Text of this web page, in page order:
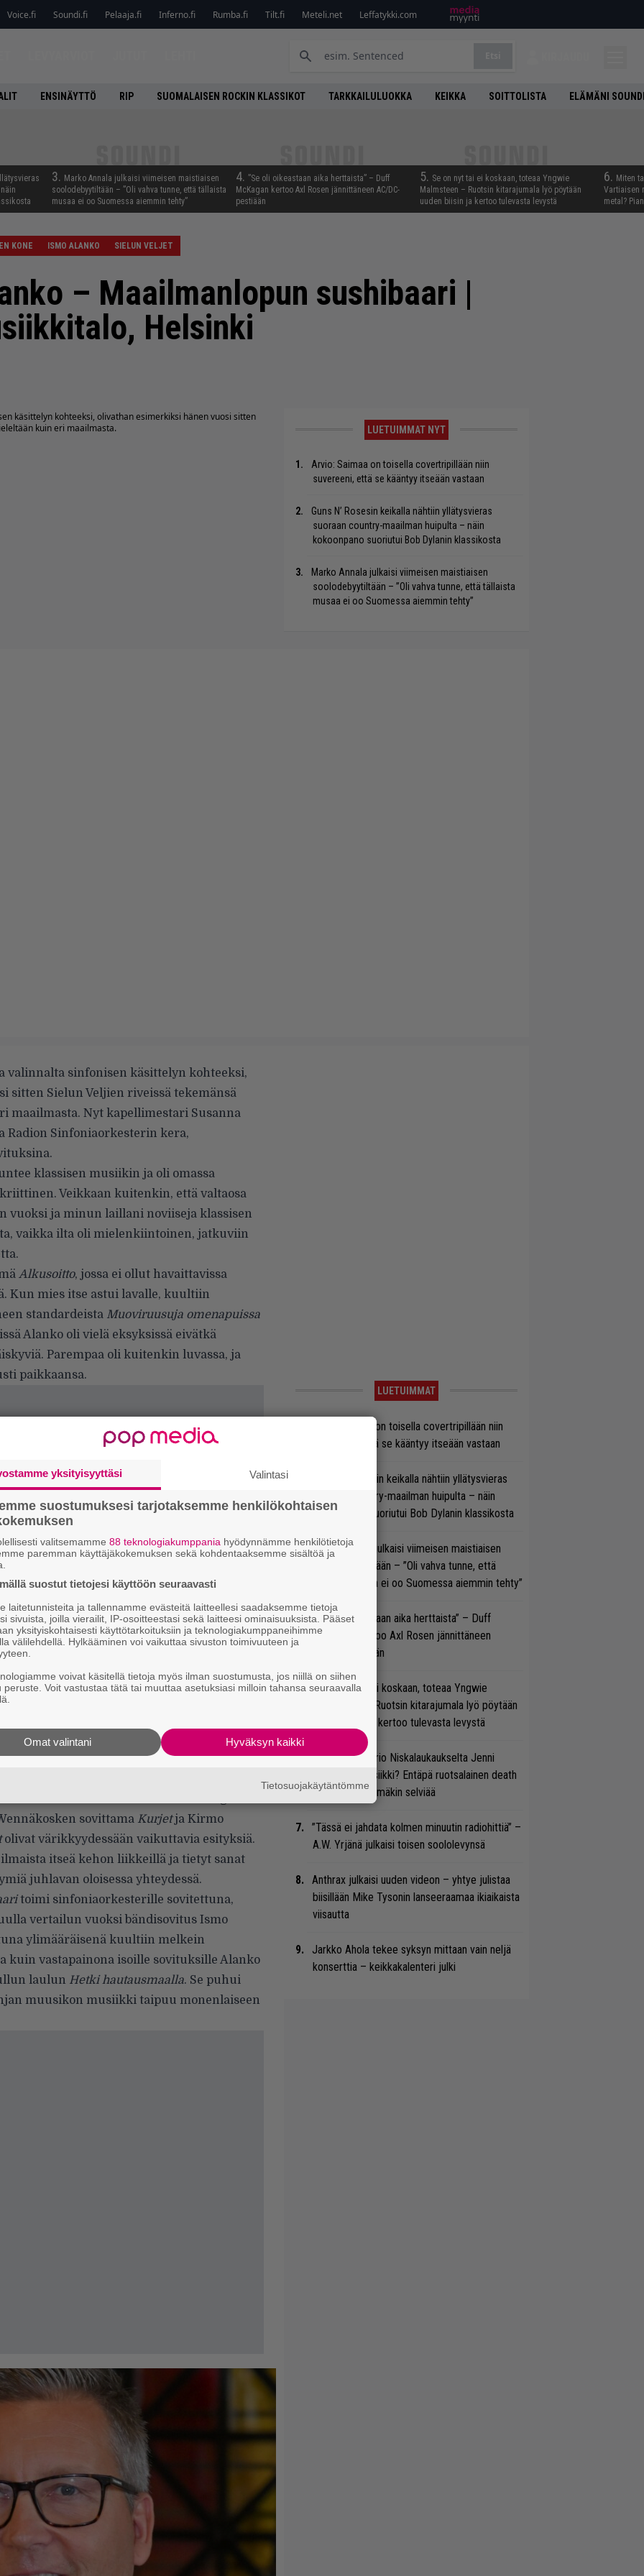
Voice.fi Soundi.fi Pelaaja.fi Inferno.fi Rumba.fi Tilt.fi Meteli.net Leffatykki.com
ENSINÄYTTÖ RIP SUOMALAISEN ROCKIN KLASSIKOT TARKKAILULUOKKA KEIKKA SOITTOLISTA ELÄMÄNI
3. Marko Annala julkaisi viimeisen maistiaisen
soolodebyytiltään – ”Oli vahva tunne, että tällaista
musaa ei oo Suomessa aiemmin tehty”
4. ”Se oli oikeastaan aika herttaista” – Duff
McKagan kertoo Axl Rosen jännittäneen AC/DC-
pestiään
5. Se on nyt tai ei koskaan, toteaa Yngwie
Malmsteen – Ruotsin kitarajumala lyö pöytään
uuden biisin ja kertoo tulevasta levystä
6. Miten
Vartiaisen
metal?
KONE ISMO ALANKO SIELUN VELJET
– Maailmanlopun sushibaari |
Helsinki
käsittelyn kohteeksi, olivathan esimerkiksi hänen vuosi sitten
kuin eri maailmasta.
LUETUIMMAT NYT
Arvio: Saimaa on toisella covertripillään niin
suvereeni, että se kääntyy itseään vastaan
Guns N’ Rosesin keikalla nähtiin yllätysvieras
suoraan country-maailman huipulta – näin
kokoonpano suoriutui Bob Dylanin klassikosta
Marko Annala julkaisi viimeisen maistiaisen
soolodebyytiltään – ”Oli vahva tunne, että tällaista
musaa ei oo Suomessa aiemmin tehty”
valinnalta sinfonisen käsittelyn kohteeksi,
sitten Sielun Veljien riveissä tekemänsä
maailmasta. Nyt kapellimestari Susanna
Sinfoniaorkesterin kera,
klassisen musiikin ja oli omassa
Veikkaan kuitenkin, että valtaosa
vuoksi ja minun laillani noviiseja klassisen
vaikka ilta oli mielenkiintoinen, jatkuviin
Alkusoitto, jossa ei ollut havaittavissa
Kun mies itse astui lavalle, kuultiin
standardeista Muoviruusuja omenapuissa
Alanko oli vielä eksyksissä eivätkä
Parempaa oli kuitenkin luvassa, ja
paikkaansa.
ja herkkyyttä eri tavalla kuin rockbändi,
toimii. Paisutukset ovat vaikuttavia
ilmaisemaan hienosti, mistä esimerkkinä
sovittama Kurjetja Kirmo
olivat värikkyydessään vaikuttavia esityksiä.
itseä kehon liikkeillä ja tietyt sanat
juhlavan oloisessa yhteydessä.
toimi sinfoniaorkesterille sovitettuna,
vertailun vuoksi bändisovitus Ismo
ylimääräisenä kuultiin melkein
kuin vastapainona isoille sovituksille Alanko
laulun Hetki hautausmaalla. Se puhui
muusikon musiikki taipuu monenlaiseen
LUETUIMMAT
Arvio: Saimaa on toisella covertripillään niin
suvereeni, että se kääntyy itseään vastaan
Guns N’ Rosesin keikalla nähtiin yllätysvieras
suoraan country-maailman huipulta – näin
kokoonpano suoriutui Bob Dylanin klassikosta
Marko Annala julkaisi viimeisen maistiaisen
soolodebyytiltään – ”Oli vahva tunne, että
tällaista musaa ei oo Suomessa aiemmin tehty”
”Se oli oikeastaan aika herttaista” – Duff
McKagan kertoo Axl Rosen jännittäneen
AC/DC-pestiään
Se on nyt tai ei koskaan, toteaa Yngwie
Malmsteen – Ruotsin kitarajumala lyö pöytään
uuden biisin ja kertoo tulevasta levystä
Miten taipuu Trio Niskalaukaukselta Jenni
Vartiaisen musiikki? Entäpä ruotsalainen death
metal? Pian tämäkin selviää
”Tässä ei jahdata kolmen minuutin radiohittiä” –
A.W. Yrjänä julkaisi toisen soololevynsä
Anthrax julkaisi uuden videon – yhtye julistaa
biisillään Mike Tysonin lanseeraamaa ikiaikaista
viisautta
Jarkko Ahola tekee syksyn mittaan vain neljä
konserttia – keikkakalenteri julki
yksityisyyttäsi Valintasi
suostumuksesi tarjotaksemme henkilökohtaisen
valitsemamme 88 teknologiakumppania hyödynnämme henkilötietoja
paremman käyttäjäkokemuksen sekä kohdentaaksemme sisältöä ja
suostut tietojesi käyttöön seuraavasti
laitetunnisteita ja tallennamme evästeitä laitteellesi saadaksemme tietoja
sivuista, joilla vierailit, IP-osoitteestasi sekä laitteesi ominaisuuksista. Pääset
yksityiskohtaisesti käyttötarkoituksiin ja teknologiakumppaneihimme
välilehdellä. Hylkääminen voi vaikuttaa sivuston toimivuuteen ja
voivat käsitellä tietoja myös ilman suostumusta, jos niillä on siihen
peruste. Voit vastustaa tätä tai muuttaa asetuksiasi milloin tahansa seuraavalla
Hyväksyn kaikki
Omat valintani
Tietosuojakäytäntömme